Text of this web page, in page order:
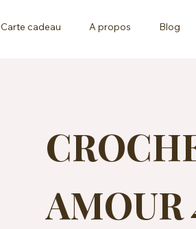
Carte cadeau A propos Blog